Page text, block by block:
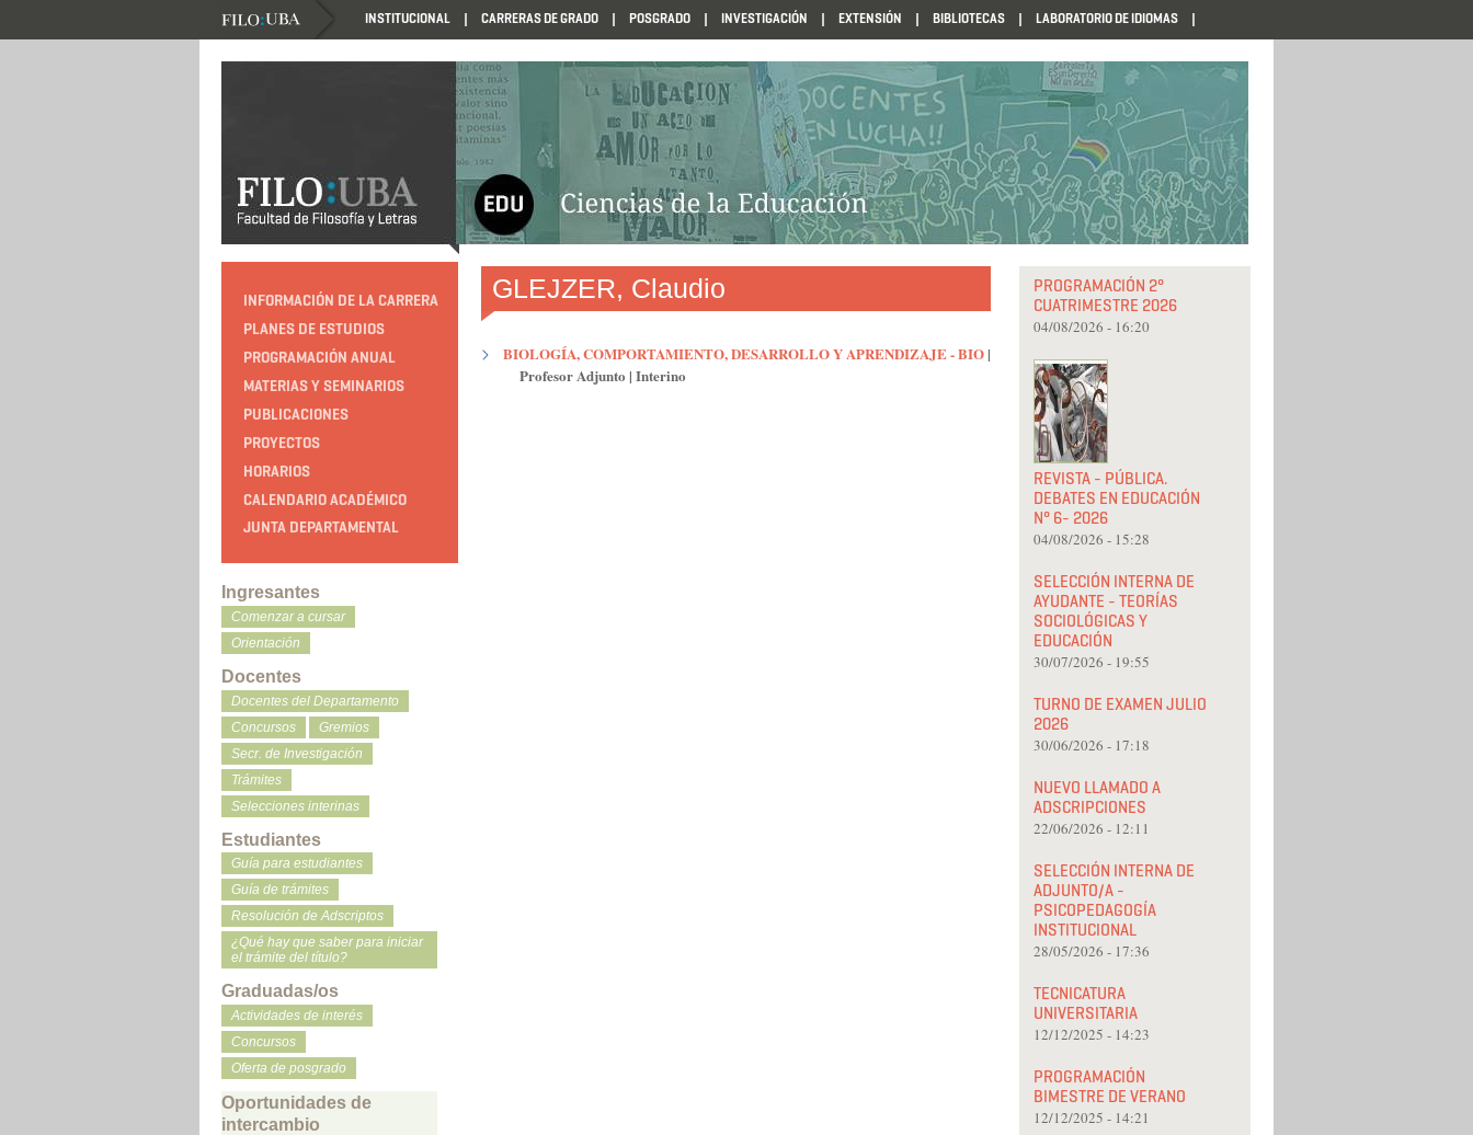
INSTITUCIONAL CARRERAS DE GRADO POSGRADO INVESTIGACIÓN EXTENSIÓN BIBLIOTECAS LABORATORIO DE IDIOMAS
HTTP://EDUCACION.FILO.UBA.AR/PROGRAMACION1985
INFORMACIÓN DE LA CARRERA
PLANES DE ESTUDIOS
PROGRAMACIÓN ANUAL
MATERIAS Y SEMINARIOS
PUBLICACIONES
PROYECTOS
HORARIOS
CALENDARIO ACADÉMICO
JUNTA DEPARTAMENTAL
Ingresantes
Comenzar a cursar
Orientación
Docentes
Docentes del Departamento
Concursos
Gremios
Secr. de Investigación
Trámites
Selecciones interinas
Estudiantes
Guía para estudiantes
Guía de trámites
Resolución de Adscriptos
¿Qué hay que saber para iniciar
el trámite del título?
Graduadas/os
Actividades de interés
Concursos
Oferta de posgrado
Oportunidades de
intercambio
PROGRAMACIÓN 2°
CUATRIMESTRE 2026
04/08/2026 - 16:20
REVISTA - PÚBLICA.
DEBATES EN EDUCACIÓN
N° 6- 2026
04/08/2026 - 15:28
SELECCIÓN INTERNA DE
AYUDANTE - TEORÍAS
SOCIOLÓGICAS Y
EDUCACIÓN
30/07/2026 - 19:55
TURNO DE EXAMEN JULIO
2026
30/06/2026 - 17:18
NUEVO LLAMADO A
ADSCRIPCIONES
22/06/2026 - 12:11
SELECCIÓN INTERNA DE
ADJUNTO/A -
PSICOPEDAGOGÍA
INSTITUCIONAL
28/05/2026 - 17:36
TECNICATURA
UNIVERSITARIA
12/12/2025 - 14:23
PROGRAMACIÓN
BIMESTRE DE VERANO
12/12/2025 - 14:21
GLEJZER, Claudio
BIOLOGÍA, COMPORTAMIENTO, DESARROLLO Y APRENDIZAJE - BIO|
Profesor Adjunto | Interino